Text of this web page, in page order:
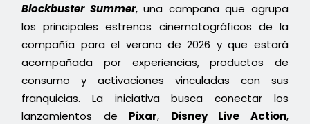
Blockbuster Summer, una campaña que agrupa
los principales estrenos cinematográficos de la
compañía para el verano de 2026 y que estará
acompañada por experiencias, productos de
consumo y activaciones vinculadas con sus
franquicias. La iniciativa busca conectar los
lanzamientos de Pixar, Disney Live Action,